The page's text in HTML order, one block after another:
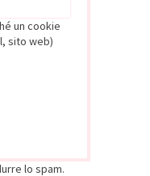
un cookie
sito web)
lo spam.